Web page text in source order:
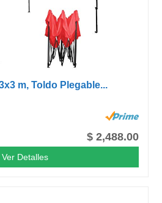
m, Toldo Plegable...
$ 2,488.00
Ver Detalles